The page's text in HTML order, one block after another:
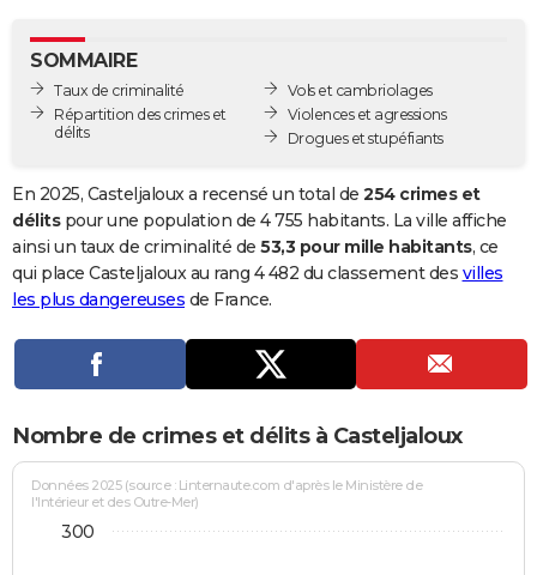
GUIDES D'ACHAT
BONS PLANS
Carte de Noël
Carte Bonne année
Carte Saint-Valentin
Carte Pâques
Carte d'anniversaire
DICTIONNAIRE
Dictionnaire
Biographies
Citations
Expressions
Proverbes
PROGRAMME TV
Se connecter
Entreprises
Service militaire
Avis de recherche
AVIS DE DÉCÈS
Bricolage
Lifestyle
Culture
Sport
Auto
Television
Voyage
Cinema
SOMMAIRE
Taux de criminalité
Répartition des crimes et
délits
Vols et cambriolages
Violences et agressions
Drogues et stupéfiants
En 2025, Casteljaloux a recensé un total de 254 crimes et
délitspour une population de 4 755 habitants. La ville affiche
ainsi un taux de criminalité de 53,3 pour mille habitants, ce
qui place Casteljaloux au rang 4 482 du classement des villes
les plus dangereuses de France.
Nombre de crimes et délits à Casteljaloux
Données 2025 (source : Linternaute.com d'après le Ministère de
l'Intérieur et des Outre-Mer)
300